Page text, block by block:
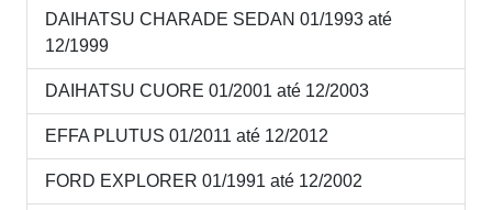
DAIHATSU CHARADE SEDAN 01/1993 até
12/1999
DAIHATSU CUORE 01/2001 até 12/2003
EFFA PLUTUS 01/2011 até 12/2012
FORD EXPLORER 01/1991 até 12/2002